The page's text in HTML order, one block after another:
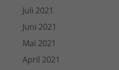
Juli 2021
Juni 2021
Mai 2021
April 2021